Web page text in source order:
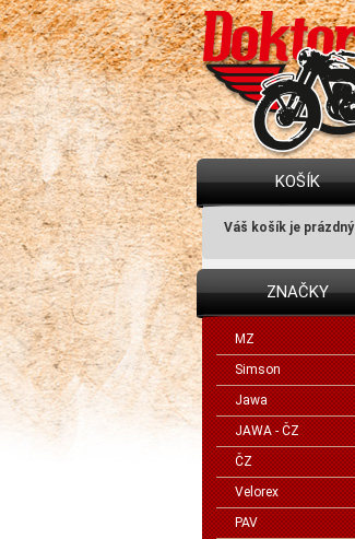
KOŠÍK
Váš košík je prázdný
ZNAČKY
MZ
Simson
Jawa
JAWA - ČZ
ČZ
Velorex
PAV